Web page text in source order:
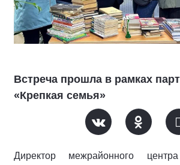
Встреча прошла в рамках
«Крепкая семья»
Директор межрайонного